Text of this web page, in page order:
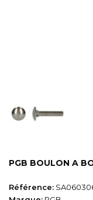
PGB BOULON A
Référence: